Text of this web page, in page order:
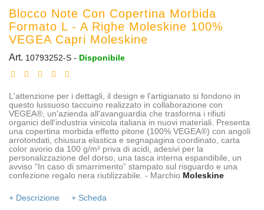
Blocco Note Con Copertina Morbida
Formato L - A Righe Moleskine 100%
VEGEA Capri Moleskine
Art. 10793252-S - Disponibile
L'attenzione per i dettagli, il design e l'artigianato si fondono in
questo lussuoso taccuino realizzato in collaborazione con
VEGEA®, un'azienda all'avanguardia che trasforma i rifiuti
organici dell'industria vinicola italiana in nuovi materiali. Presenta
una copertina morbida effetto pitone (100% VEGEA®) con angoli
arrotondati, chiusura elastica e segnapagina coordinato, carta
color avorio da 100 g/m² priva di acidi, adesivi per la
personalizzazione del dorso, una tasca interna espandibile, un
avviso “In caso di smarrimento” stampato sul risguardo e una
confezione regalo nera riutilizzabile. - Marchio Moleskine
+ Descrizione + Scheda